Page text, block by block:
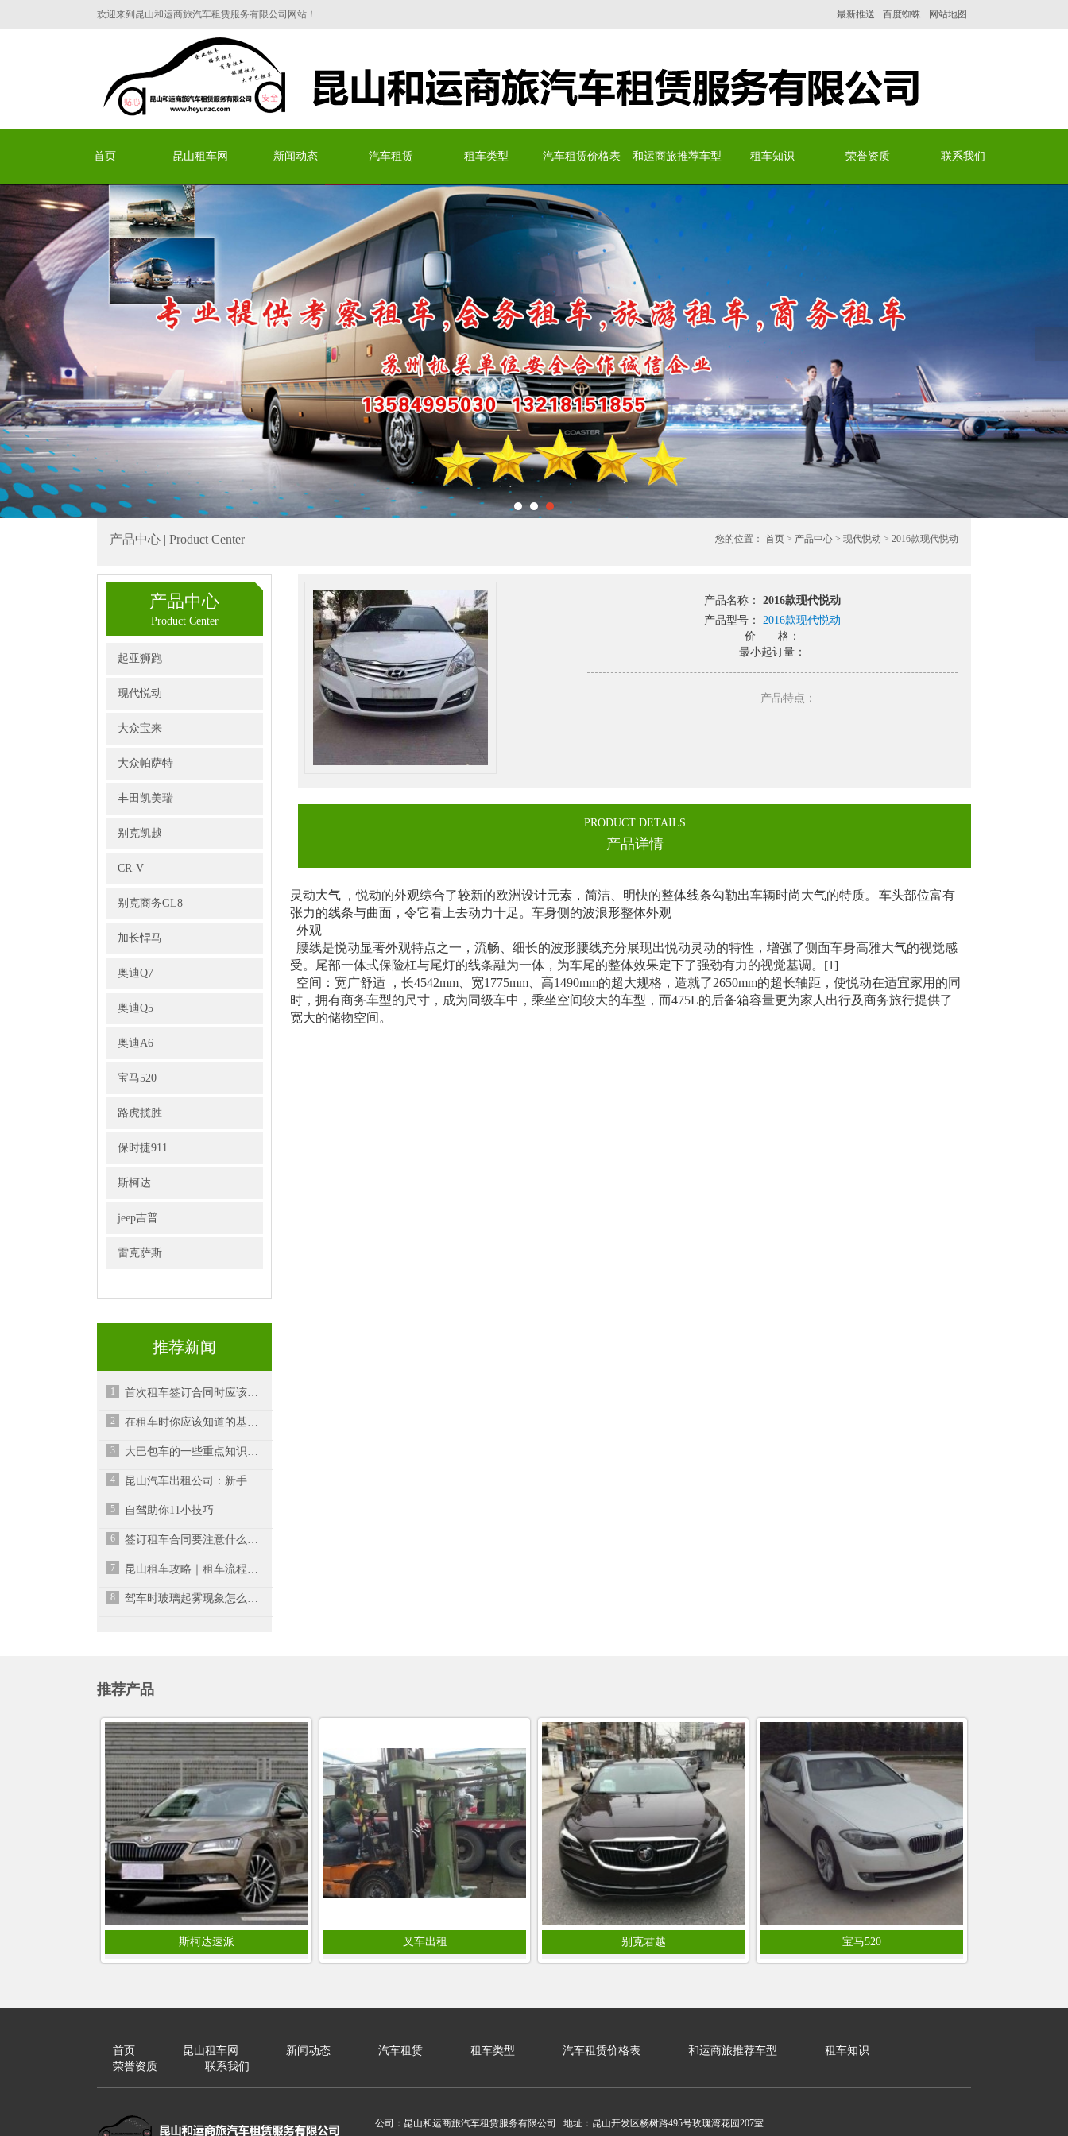
欢迎来到昆山和运商旅汽车租赁服务有限公司网站！ 网站地图
百度蜘蛛
最新推送
昆山和运商旅汽车租赁服务有限公司
首页 昆山租车网 新闻动态 汽车租赁 租车类型 汽车租赁价格表 和运商旅推荐车型 租车知识 荣誉资质 联系我们
产品中心 | Product Center 您的位置： 首页 > 产品中心 > 现代悦动 > 2016款现代悦动
产品中心
Product Center
起亚狮跑
现代悦动
大众宝来
大众帕萨特
丰田凯美瑞
别克凯越
CR-V
别克商务GL8
加长悍马
奥迪Q7
奥迪Q5
奥迪A6
宝马520
路虎揽胜
保时捷911
斯柯达
jeep吉普
雷克萨斯
推荐新闻
1 首次租车签订合同时应该注意什么？
2 在租车时你应该知道的基本知识-昆山租车公司
3 大巴包车的一些重点知识总结
4 昆山汽车出租公司：新手租车应该如何选车？
5 自驾助你11小技巧
6 签订租车合同要注意什么问题
7 昆山租车攻略｜租车流程及注意事项
8 驾车时玻璃起雾现象怎么回事
产品名称：2016款现代悦动
产品型号：2016款现代悦动
价 格：
最小起订量：
产品特点：
PRODUCT DETAILS
产品详情
灵动大气 ，悦动的外观综合了较新的欧洲设计元素，简洁、明快的整体线条勾勒出车辆时尚大气的特质。 车头部位富有
张力的线条与曲面，令它看上去动力十足。车身侧的波浪形整体外观
外观
腰线是悦动显著外观特点之一，流畅、细长的波形腰线充分展现出悦动灵动的特性，增强了侧面车身高雅大气的视觉感
受。尾部一体式保险杠与尾灯的线条融为一体，为车尾的整体效果定下了强劲有力的视觉基调。[1]
空间：宽广舒适 ，长4542mm、宽1775mm、高1490mm的超大规格，造就了2650mm的超长轴距，使悦动在适宜家用的同
时，拥有商务车型的尺寸，成为同级车中，乘坐空间较大的车型，而475L的后备箱容量更为家人出行及商务旅行提供了
宽大的储物空间。
推荐产品
斯柯达速派 叉车出租 别克君越 宝马520
首页 昆山租车网 新闻动态 汽车租赁 租车类型 汽车租赁价格表 和运商旅推荐车型
租车知识
荣誉资质
联系我们
公司：昆山和运商旅汽车租赁服务有限公司 地址：昆山开发区杨树路495号玫瑰湾花园207室